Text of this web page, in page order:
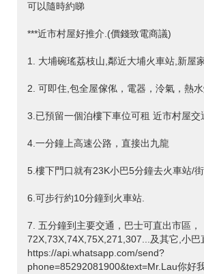
可以隨時約睇
***近市村屋好推介.(價錢致電商議)
1. 大埔碗瑤荔枝山,鄰近大埔火車站,新屋
2. 可即住,包全屋傢俬，電器，泠氣，熱
3.已預留一個泊樓下車位可租 近市村屋交
4.一分鐘上️高速公路，直接出九龍
5.樓下門口就有23K小巴5分鐘去火車站/
6.可步行約10分鐘到火車站.
7. 五分鐘到主要交通，巴士可直出市區，
72X,73X,74X,75X,271,307...及其它,小巴
https://api.whatsapp.com/send?
phone=85292081900&text=Mr.Lau你好